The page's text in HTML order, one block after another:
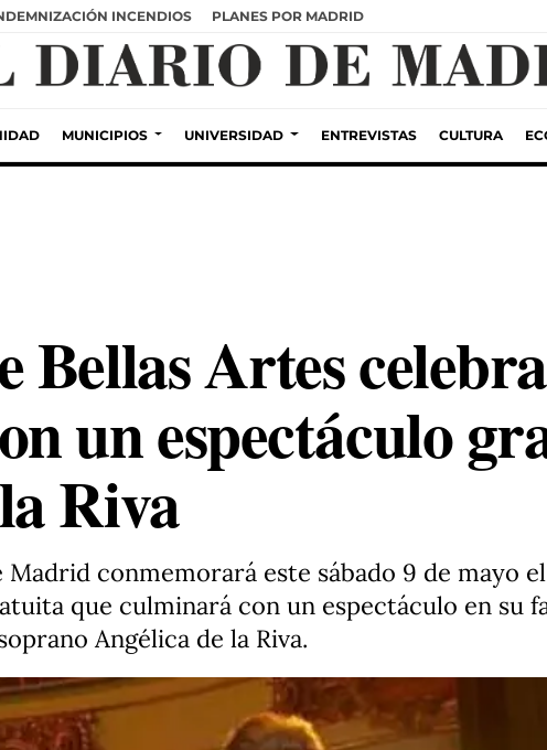
INCENDIOS PLANES POR MADRID
MUNICIPIOS UNIVERSIDAD ENTREVISTAS CULTURA
Bellas Artes
un espectáculo
Riva
Madrid conmemorará este sábado 9 de mayo
que culminará con un espectáculo en su
Angélica de la Riva.